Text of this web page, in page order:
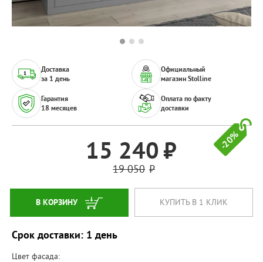
-20%
Доставка
за 1 день
Гарантия
18 месяцев
Официальный
магазин Stolline
Оплата по факту
доставки
15 240
19 050
В КОРЗИНУ КУПИТЬ В 1 КЛИК
Срок доставки: 1 день
Цвет фасада: